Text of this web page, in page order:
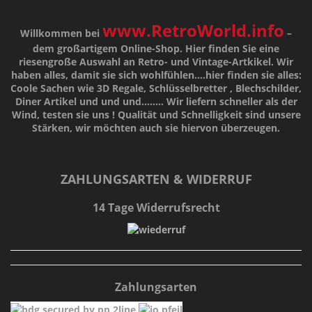
Willkommen bei www.RetroWorld.info –
dem großartigem Online-Shop. Hier finden Sie eine
riesengroße Auswahl an Retro- und Vintage-Artkikel. Wir
haben alles, damit sie sich wohlfühlen....hier finden sie alles:
Coole Sachen wie 3D Regale, Schlüsselbretter , Blechschilder,
Diner Artikel und und und........ Wir liefern schneller als der
Wind, testen sie uns ! Qualitätund Schnelligkeitsind unsere
Stärken, wir möchten auch sie hiervon überzeugen.
ZAHLUNGSARTEN & WIDERRUF
14 Tage Widerrufsrecht
Zahlungsarten